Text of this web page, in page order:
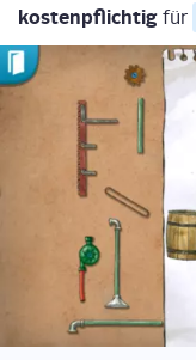
kos­ten­pflich­tig für